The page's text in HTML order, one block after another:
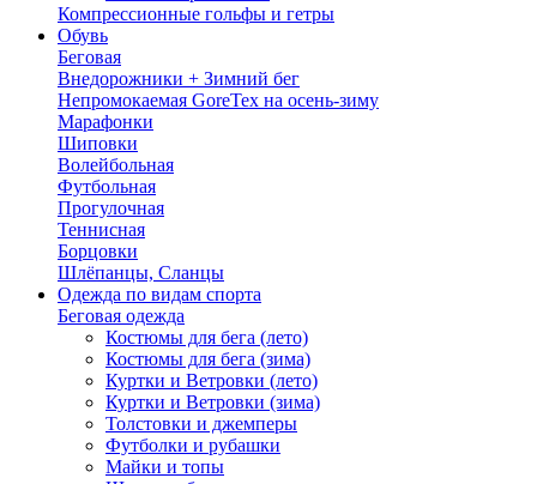
Компрессионные гольфы и гетры
Обувь
Беговая
Внедорожники + Зимний бег
Непромокаемая GoreTex на осень-зиму
Марафонки
Шиповки
Волейбольная
Футбольная
Прогулочная
Теннисная
Борцовки
Шлёпанцы, Сланцы
Одежда по видам спорта
Беговая одежда
Костюмы для бега (лето)
Костюмы для бега (зима)
Куртки и Ветровки (лето)
Куртки и Ветровки (зима)
Толстовки и джемперы
Футболки и рубашки
Майки и топы